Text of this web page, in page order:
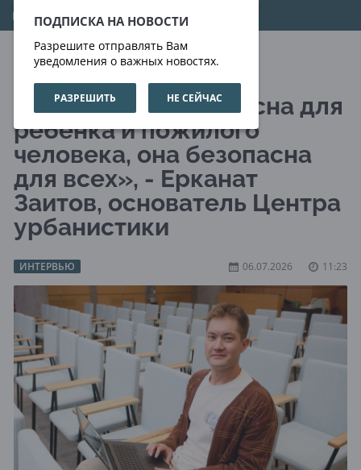
ПОДПИСКА НА НОВОСТИ
Разрешите отправлять Вам
уведомления о важных новостях.
РАЗРЕШИТЬ НЕ СЕЙЧАС
08.08.2026 12:24:45
«Если улица безопасна для
ребенка и пожилого
человека, она безопасна
для всех», - Ерканат
Заитов, основатель Центра
урбанистики
ИНТЕРВЬЮ 06.07.2026 11:23